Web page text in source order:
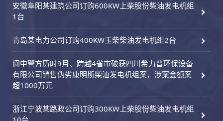
安徽阜阳某建筑公司订购600KW上柴股份柴油发电机组
1台
青岛某电力公司订购400KW玉柴柴油发电机组2台
阆中警方历时9月、跨越4省市破获四川希力普环保设备
有限公司销售伪劣康明斯柴油发电机组案，涉案金额案
超1000万元
浙江宁波某路政公司订购300KW上柴股份柴油发电机组